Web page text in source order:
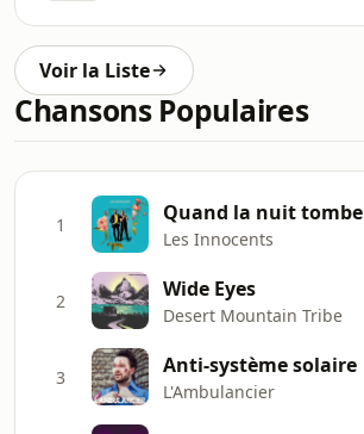
Voir la Liste
Chansons Populaires
1 Quand la nuit tombe
Les Innocents
2 Wide Eyes
Desert Mountain Tribe
3 Anti-système solaire
L'Ambulancier